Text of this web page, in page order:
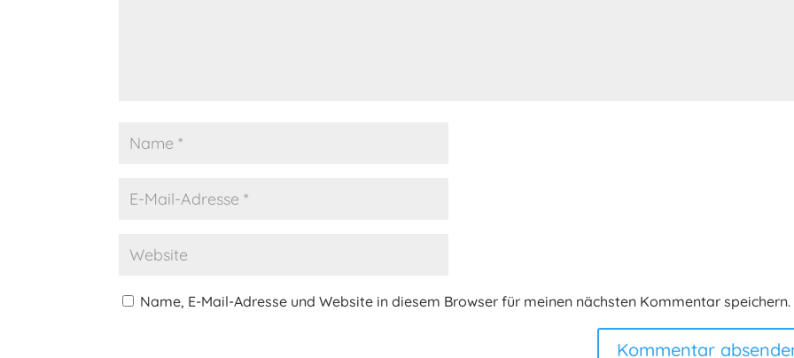
Name, E-Mail-Adresse und Website in diesem Browser für meinen nächsten Kommentar speichern.